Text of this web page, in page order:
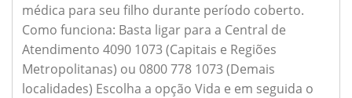
médica para seu filho durante período coberto.
Como funciona: Basta ligar para a Central de
Atendimento 4090 1073 (Capitais e Regiões
Metropolitanas) ou 0800 778 1073 (Demais
localidades) Escolha a opção Vida e em seguida o